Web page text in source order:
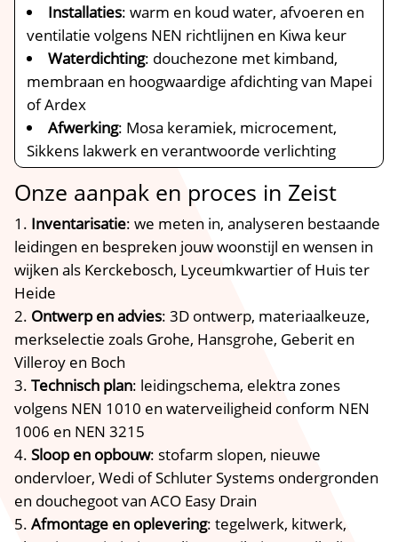
Installaties: warm en koud water, afvoeren en
ventilatie volgens NEN richtlijnen en Kiwa keur
Waterdichting: douchezone met kimband,
membraan en hoogwaardige afdichting van Mapei
of Ardex
Afwerking: Mosa keramiek, microcement,
Sikkens lakwerk en verantwoorde verlichting
Onze aanpak en proces in Zeist
Inventarisatie: we meten in, analyseren bestaande
leidingen en bespreken jouw woonstijl en wensen in
wijken als Kerckebosch, Lyceumkwartier of Huis ter
Heide
Ontwerp en advies: 3D ontwerp, materiaalkeuze,
merkselectie zoals Grohe, Hansgrohe, Geberit en
Villeroy en Boch
Technisch plan: leidingschema, elektra zones
volgens NEN 1010 en waterveiligheid conform NEN
1006 en NEN 3215
Sloop en opbouw: stofarm slopen, nieuwe
ondervloer, Wedi of Schluter Systems ondergronden
en douchegoot van ACO Easy Drain
Afmontage en oplevering: tegelwerk, kitwerk,